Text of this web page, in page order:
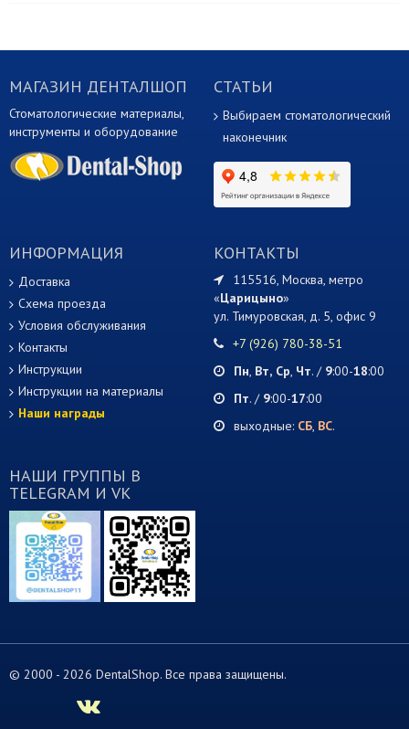
МАГАЗИН ДЕНТАЛШОП
Стоматологические материалы,
инструменты и оборудование
СТАТЬИ
Выбираем стоматологический
наконечник
ИНФОРМАЦИЯ
Доставка
Схема проезда
Условия обслуживания
Контакты
Инструкции
Инструкции на материалы
Наши награды
КОНТАКТЫ
115516, Москва, метро
«Царицыно»
ул. Тимуровская, д. 5, офис 9
+7 (926) 780-38-51
Пн, Вт, Ср, Чт. / 9:00-18:00
Пт. / 9:00-17:00
выходные: СБ, ВС.
НАШИ ГРУППЫ В
TELEGRAM И VK
© 2000 - 2026 DentalShop. Все права защищены.